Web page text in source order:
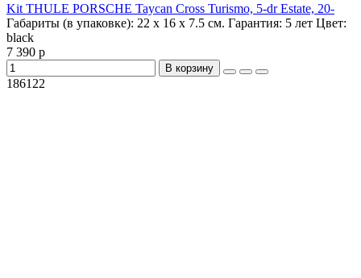
Kit THULE PORSCHE Taycan Cross Turismo, 5-dr Estate, 20-
Габариты (в упаковке): 22 х 16 х 7.5 см. Гарантия: 5 лет Цвет:
black
7 390 р
В корзину
186122